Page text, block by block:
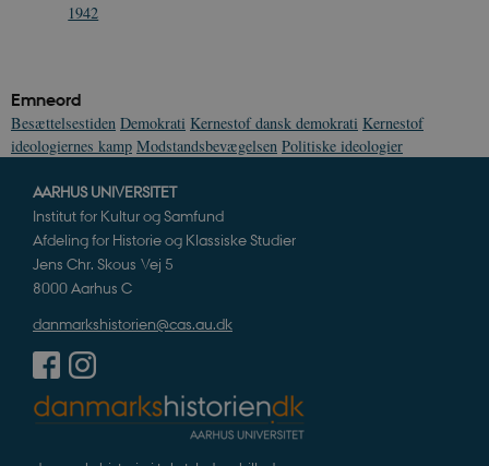
1942
Emneord
Besættelsestiden Demokrati Kernestof dansk demokrati Kernestof
ideologiernes kamp Modstandsbevægelsen Politiske ideologier
AARHUS UNIVERSITET
Institut for Kultur og Samfund
Afdeling for Historie og Klassiske Studier
Jens Chr. Skous Vej 5
8000 Aarhus C
danmarkshistorien@cas.au.dk
JSESSIONID
Oracle Corporation
.nr-data.net
CookieScriptConsent